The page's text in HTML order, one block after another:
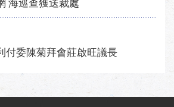
海巡查獲送裁處
付委陳菊拜會莊啟旺議長